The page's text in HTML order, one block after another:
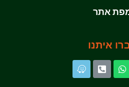
אתר
איתנו